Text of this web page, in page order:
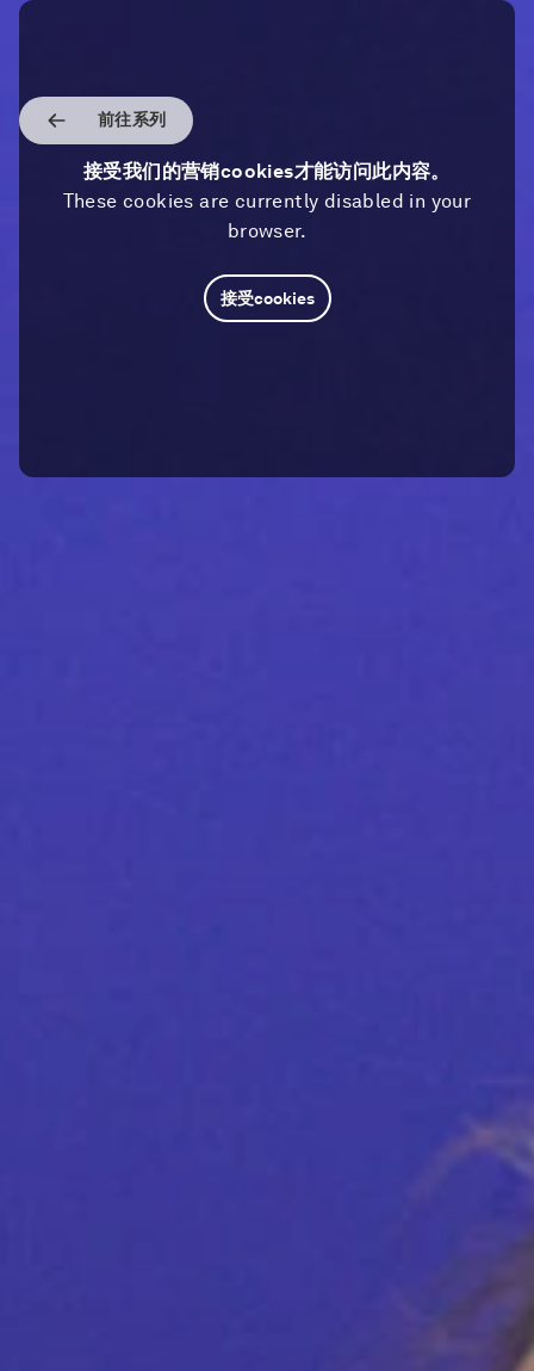
前往系列
接受我们的营销cookies才能访问此内容。
These cookies are currently disabled in your
browser.
接受cookies